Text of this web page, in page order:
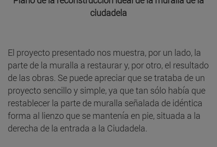
ciudadela
El proyecto presentado nos muestra, por un lado, la
parte de la muralla a restaurar y, por otro, el resultado
de las obras. Se puede apreciar que se trataba de un
proyecto sencillo y simple, ya que tan sólo había que
restablecer la parte de muralla señalada de idéntica
forma al lienzo que se mantenía en pie, situada a la
derecha de la entrada a la Ciudadela.